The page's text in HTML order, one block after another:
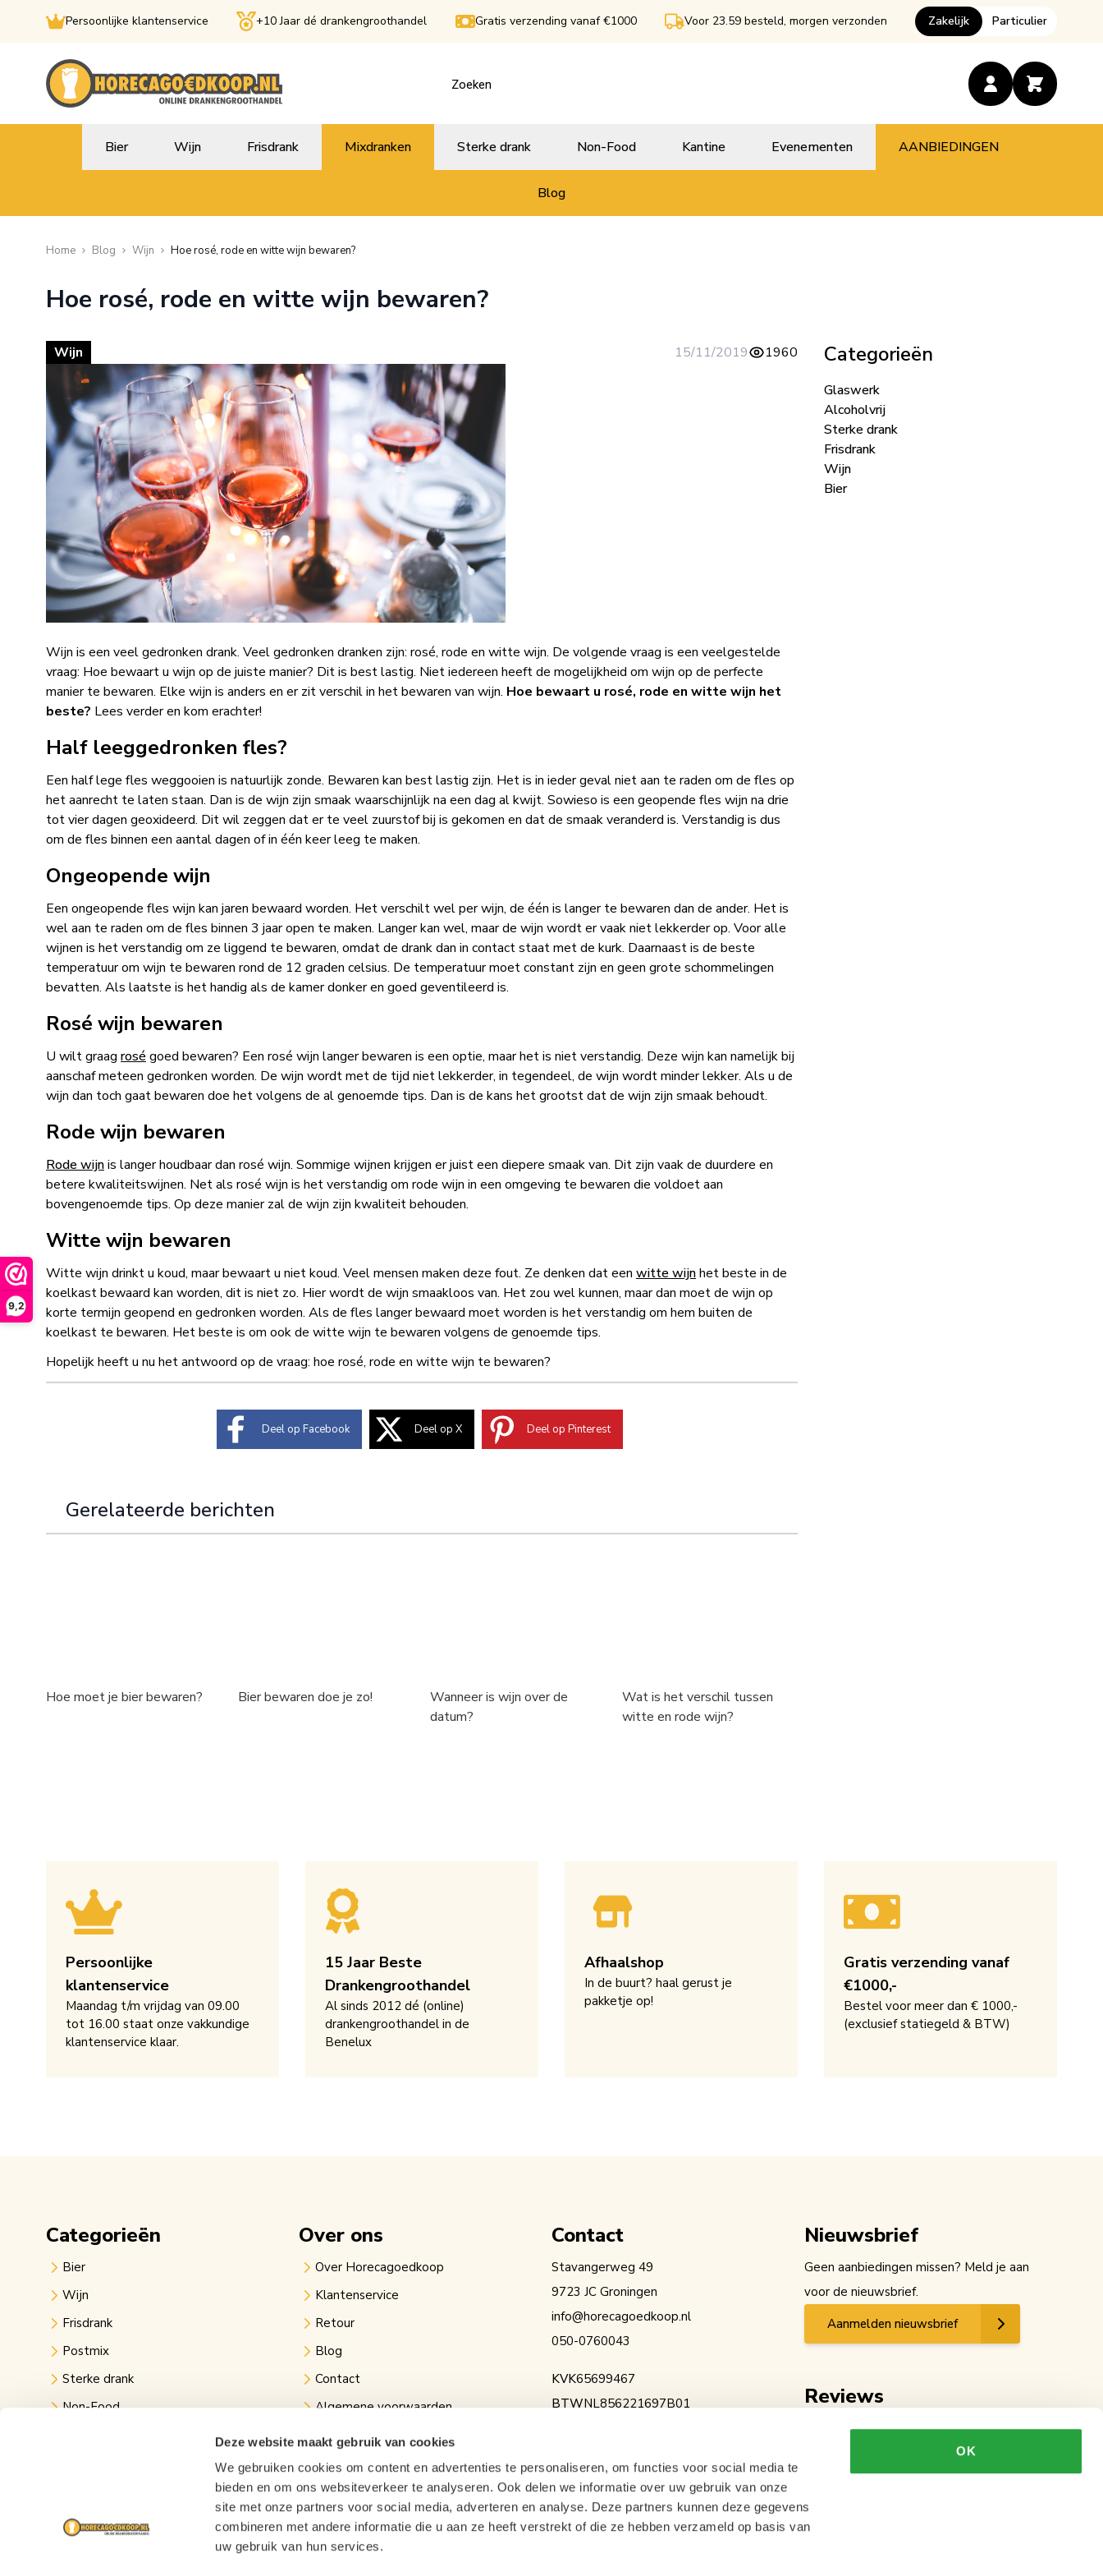
9,2
Deze website maakt gebruik van cookies
We gebruiken cookies om content en advertenties te personaliseren, om functies voor social media te
bieden en om ons websiteverkeer te analyseren. Ook delen we informatie over uw gebruik van onze
site met onze partners voor social media, adverteren en analyse. Deze partners kunnen deze gegevens
combineren met andere informatie die u aan ze heeft verstrekt of die ze hebben verzameld op basis van
uw gebruik van hun services.
OK
Persoonlijke klantenservice +10 Jaar dé drankengroothandel Gratis verzending vanaf €1000 Voor 23.59 besteld, morgen verzonden Zakelijk Particulier
Bier Wijn Frisdrank Mixdranken Sterke drank Non-Food Kantine Evenementen AANBIEDINGEN
Blog
Home Blog Wijn Hoe rosé, rode en witte wijn bewaren?
Hoe rosé, rode en witte wijn bewaren?
Wijn 15/11/2019 1960
Wijn is een veel gedronken drank. Veel gedronken dranken zijn: rosé, rode en witte wijn. De volgende vraag is een veelgestelde
vraag: Hoe bewaart u wijn op de juiste manier? Dit is best lastig. Niet iedereen heeft de mogelijkheid om wijn op de perfecte
manier te bewaren. Elke wijn is anders en er zit verschil in het bewaren van wijn. Hoe bewaart u rosé, rode en witte wijn het
beste? Lees verder en kom erachter!
Half leeggedronken fles?
Een half lege fles weggooien is natuurlijk zonde. Bewaren kan best lastig zijn. Het is in ieder geval niet aan te raden om de fles op
het aanrecht te laten staan. Dan is de wijn zijn smaak waarschijnlijk na een dag al kwijt. Sowieso is een geopende fles wijn na drie
tot vier dagen geoxideerd. Dit wil zeggen dat er te veel zuurstof bij is gekomen en dat de smaak veranderd is. Verstandig is dus
om de fles binnen een aantal dagen of in één keer leeg te maken.
Ongeopende wijn
Een ongeopende fles wijn kan jaren bewaard worden. Het verschilt wel per wijn, de één is langer te bewaren dan de ander. Het is
wel aan te raden om de fles binnen 3 jaar open te maken. Langer kan wel, maar de wijn wordt er vaak niet lekkerder op. Voor alle
wijnen is het verstandig om ze liggend te bewaren, omdat de drank dan in contact staat met de kurk. Daarnaast is de beste
temperatuur om wijn te bewaren rond de 12 graden celsius. De temperatuur moet constant zijn en geen grote schommelingen
bevatten. Als laatste is het handig als de kamer donker en goed geventileerd is.
Rosé wijn bewaren
U wilt graag roségoed bewaren? Een rosé wijn langer bewaren is een optie, maar het is niet verstandig. Deze wijn kan namelijk bij
aanschaf meteen gedronken worden. De wijn wordt met de tijd niet lekkerder, in tegendeel, de wijn wordt minder lekker. Als u de
wijn dan toch gaat bewaren doe het volgens de al genoemde tips. Dan is de kans het grootst dat de wijn zijn smaak behoudt.
Rode wijn bewaren
Rode wijnis langer houdbaar dan rosé wijn. Sommige wijnen krijgen er juist een diepere smaak van. Dit zijn vaak de duurdere en
betere kwaliteitswijnen. Net als rosé wijn is het verstandig om rode wijn in een omgeving te bewaren die voldoet aan
bovengenoemde tips. Op deze manier zal de wijn zijn kwaliteit behouden.
Witte wijn bewaren
Witte wijn drinkt u koud, maar bewaart u niet koud. Veel mensen maken deze fout. Ze denken dat een witte wijnhet beste in de
koelkast bewaard kan worden, dit is niet zo. Hier wordt de wijn smaakloos van. Het zou wel kunnen, maar dan moet de wijn op
korte termijn geopend en gedronken worden. Als de fles langer bewaard moet worden is het verstandig om hem buiten de
koelkast te bewaren. Het beste is om ook de witte wijn te bewaren volgens de genoemde tips.
Hopelijk heeft u nu het antwoord op de vraag: hoe rosé, rode en witte wijn te bewaren?
Deel op Facebook Deel op X Deel op Pinterest
Gerelateerde berichten
Hoe moet je bier bewaren? Bier bewaren doe je zo!
Wanneer is wijn over de
datum?
Wat is het verschil tussen
witte en rode wijn?
Categorieën
Glaswerk
Alcoholvrij
Sterke drank
Frisdrank
Wijn
Bier
Persoonlijke
klantenservice
Maandag t/m vrijdag van 09.00
tot 16.00 staat onze vakkundige
klantenservice klaar.
15 Jaar Beste
Drankengroothandel
Al sinds 2012 dé (online)
drankengroothandel in de
Benelux
Afhaalshop
In de buurt? haal gerust je
pakketje op!
Gratis verzending vanaf
€1000,-
Bestel voor meer dan € 1000,-
(exclusief statiegeld & BTW)
Categorieën
Bier
Wijn
Frisdrank
Postmix
Sterke drank
Non-Food
Over ons
Over Horecagoedkoop
Klantenservice
Retour
Blog
Contact
Algemene voorwaarden
Privacy verklaring
Links
Contact
Stavangerweg 49
9723 JC Groningen
info@horecagoedkoop.nl
050-0760043
KVK65699467
BTWNL856221697B01
Nieuwsbrief
Geen aanbiedingen missen? Meld je aan
voor de nieuwsbrief.
Aanmelden nieuwsbrief
Reviews